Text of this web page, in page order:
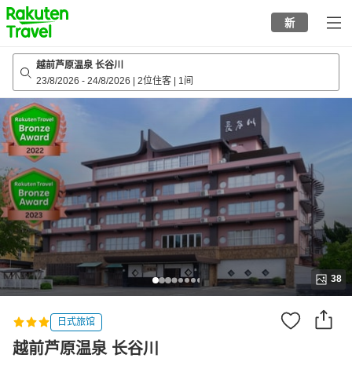
to
top
page
新
越前芦原温泉 长谷川
23/8/2026 - 24/8/2026 2位住客 1间
38
日式旅馆
越前芦原温泉 长谷川